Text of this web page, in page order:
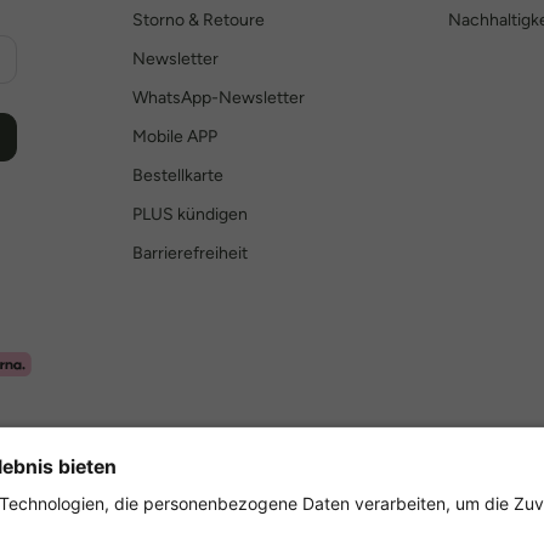
Storno & Retoure
Newsletter
WhatsApp-Newsletter
Mobile APP
Bestellkarte
PLUS kündigen
Barrierefreiheit
Sicher einkaufen mit